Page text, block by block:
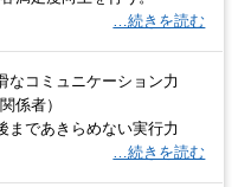
…続きを読む
なコミュニケーション力
係者）
まであきらめない実行力
…続きを読む